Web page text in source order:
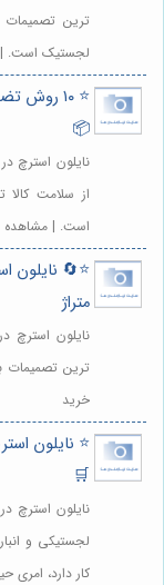
ترین تصمیمات
لجستیک است. |
⭐️ ۱۰ روش
📦
نایلون استرچ
از سلامت
است. | مشاهده
⭐️🔄 نایلون
متراژ
نایلون استرچ
ترین
خرید
⭐️ نایلون
🛒
نایلون استرچ
لجستیکی و
کار دارد،